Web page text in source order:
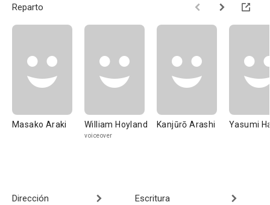
Reparto
Masako Araki William Hoyland
voiceover
Kanjūrō Arashi Yasumi
Dirección
Escritura